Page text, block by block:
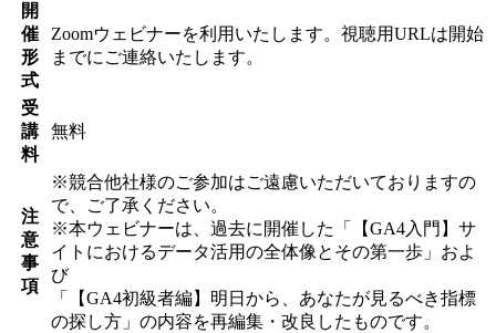
開
催
形
式
Zoomウェビナーを利用いたします。視聴用URLは開始
までにご連絡いたします。
受
講
料
無料
注
意
事
項
※競合他社様のご参加はご遠慮いただいておりますの
で、ご了承ください。
※本ウェビナーは、過去に開催した「【GA4入門】サ
イトにおけるデータ活用の全体像とその第一歩」およ
び
「【GA4初級者編】明日から、あなたが見るべき指標
の探し方」の内容を再編集・改良したものです。